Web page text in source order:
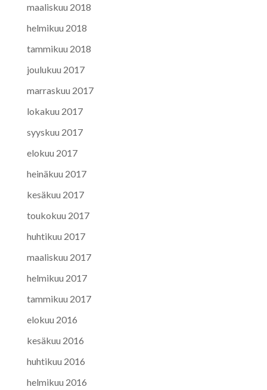
maaliskuu 2018
helmikuu 2018
tammikuu 2018
joulukuu 2017
marraskuu 2017
lokakuu 2017
syyskuu 2017
elokuu 2017
heinäkuu 2017
kesäkuu 2017
toukokuu 2017
huhtikuu 2017
maaliskuu 2017
helmikuu 2017
tammikuu 2017
elokuu 2016
kesäkuu 2016
huhtikuu 2016
helmikuu 2016